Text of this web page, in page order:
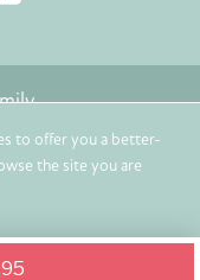
to offer you a better-
the site you are